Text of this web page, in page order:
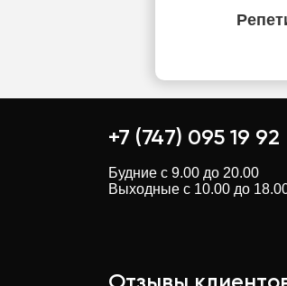
+7 (747) 095 19 92
Будние с 9.00 до 20.00
Выходные с 10.00 до